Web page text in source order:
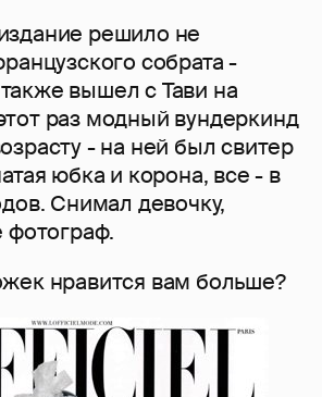
решило не
собрата -
вышел с Тави на
раз модный вундеркинд
- на ней был свитер
юбка и корона, все - в
Снимал девочку,
фотограф.
нравится вам больше?